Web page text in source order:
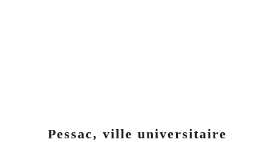
Pessac, ville universitaire